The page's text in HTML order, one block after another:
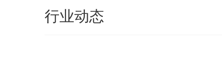
行业动态